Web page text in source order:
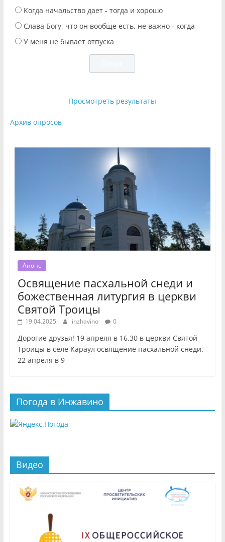
Когда начальство дает - тогда и хорошо
Слава Богу, что он вообще есть, не важно - когда
У меня не бывает отпуска
Просмотреть результаты
Архив опросов
Анонс
Освящение пасхальной снеди и
божественная литургия в церкви
Святой Троицы
19.04.2025 inzhavino 0
Дорогие друзья! 19 апреля в 16.30 в церкви Святой
Троицы в селе Караул освящение пасхальной снеди.
22 апреля в 9
Погода в Инжавино
Видео